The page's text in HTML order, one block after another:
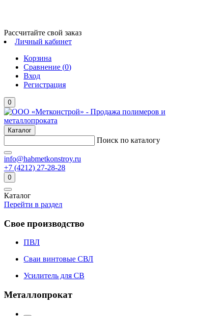
Рассчитайте свой заказ
Личный кабинет
Корзина
Сравнение (0)
Вход
Регистрация
0
Каталог
Поиск по каталогу
info@habmetkonstroy.ru
+7 (4212) 27-28-28
0
Каталог
Перейти в раздел
Свое производство
ПВЛ
Сваи винтовые СВЛ
Усилитель для СВ
Металлопрокат